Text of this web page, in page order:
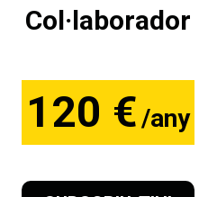
Col·laborador
120 €/any